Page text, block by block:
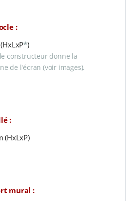
:
*)
constructeur donne la
de l'écran (voir images).
:
(HxLxP)
mural :